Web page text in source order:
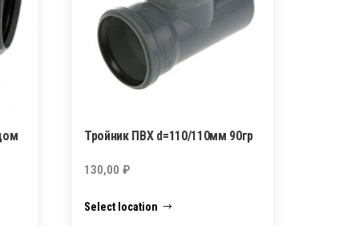
Тройник ПВХ d=110/110мм 90гр
130,00₽
Select location